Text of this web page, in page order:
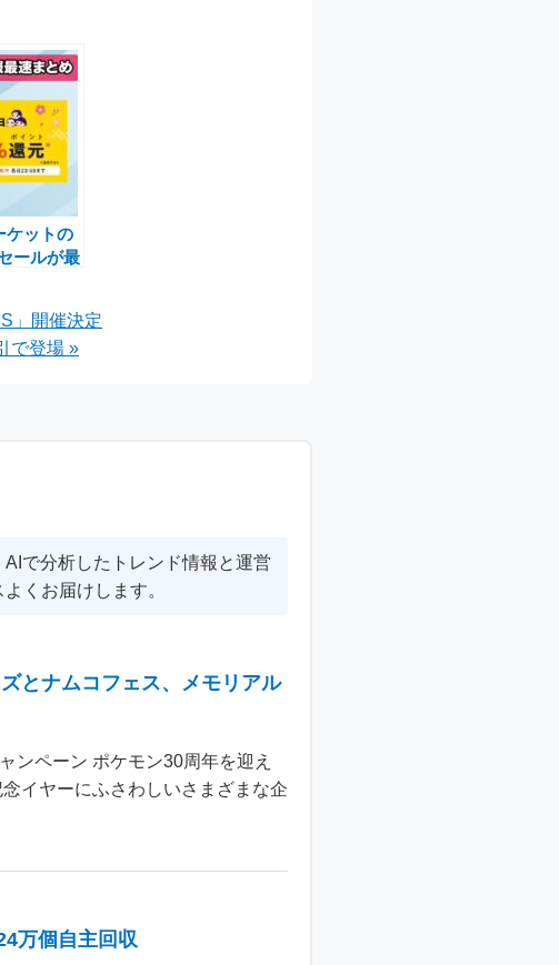
ケットの
ールが最
もお得に
」開催決定
で登場 »
で分析したトレンド情報と運営
くお届けします。
とナムコフェス、メモリアル
ンペーン ポケモン30周年を迎え
イヤーにふさわしいさまざまな企
万個自主回収